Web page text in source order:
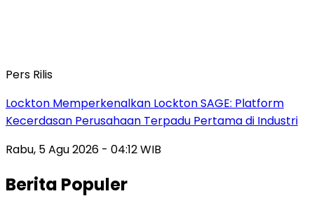
Pers Rilis
Lockton Memperkenalkan Lockton SAGE: Platform
Kecerdasan Perusahaan Terpadu Pertama di Industri
Rabu, 5 Agu 2026 - 04:12 WIB
Berita Populer